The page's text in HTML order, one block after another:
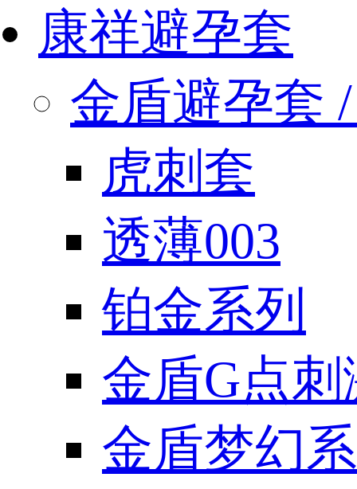
康祥避孕套
金盾避孕套
虎刺套
透薄003
铂金系列
金盾G点
金盾梦幻